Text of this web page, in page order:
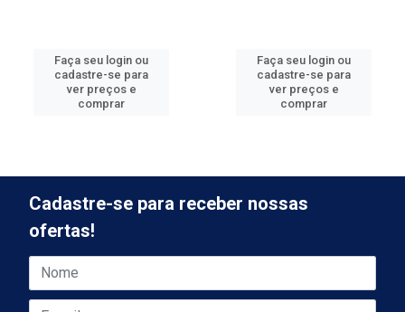
Faça seu login ou
cadastre-se para
ver preços e
comprar
Faça seu login ou
cadastre-se para
ver preços e
comprar
Cadastre-se para receber nossas
ofertas!